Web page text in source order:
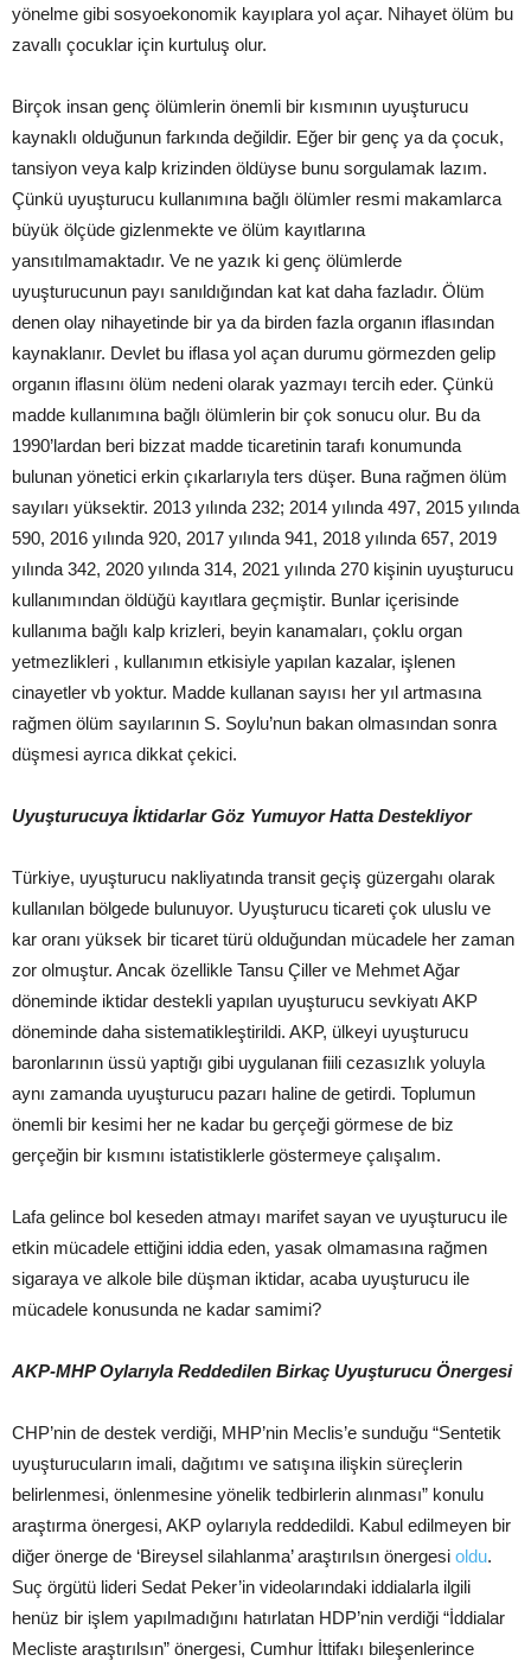
yönelme gibi sosyoekonomik kayıplara yol açar. Nihayet ölüm bu
zavallı çocuklar için kurtuluş olur.
Birçok insan genç ölümlerin önemli bir kısmının uyuşturucu
kaynaklı olduğunun farkında değildir. Eğer bir genç ya da çocuk,
tansiyon veya kalp krizinden öldüyse bunu sorgulamak lazım.
Çünkü uyuşturucu kullanımına bağlı ölümler resmi makamlarca
büyük ölçüde gizlenmekte ve ölüm kayıtlarına
yansıtılmamaktadır. Ve ne yazık ki genç ölümlerde
uyuşturucunun payı sanıldığından kat kat daha fazladır. Ölüm
denen olay nihayetinde bir ya da birden fazla organın iflasından
kaynaklanır. Devlet bu iflasa yol açan durumu görmezden gelip
organın iflasını ölüm nedeni olarak yazmayı tercih eder. Çünkü
madde kullanımına bağlı ölümlerin bir çok sonucu olur. Bu da
1990’lardan beri bizzat madde ticaretinin tarafı konumunda
bulunan yönetici erkin çıkarlarıyla ters düşer. Buna rağmen ölüm
sayıları yüksektir. 2013 yılında 232; 2014 yılında 497, 2015 yılında
590, 2016 yılında 920, 2017 yılında 941, 2018 yılında 657, 2019
yılında 342, 2020 yılında 314, 2021 yılında 270 kişinin uyuşturucu
kullanımından öldüğü kayıtlara geçmiştir. Bunlar içerisinde
kullanıma bağlı kalp krizleri, beyin kanamaları, çoklu organ
yetmezlikleri , kullanımın etkisiyle yapılan kazalar, işlenen
cinayetler vb yoktur. Madde kullanan sayısı her yıl artmasına
rağmen ölüm sayılarının S. Soylu’nun bakan olmasından sonra
düşmesi ayrıca dikkat çekici.
Uyuşturucuya İktidarlar Göz Yumuyor Hatta Destekliyor
Türkiye, uyuşturucu nakliyatında transit geçiş güzergahı olarak
kullanılan bölgede bulunuyor. Uyuşturucu ticareti çok uluslu ve
kar oranı yüksek bir ticaret türü olduğundan mücadele her zaman
zor olmuştur. Ancak özellikle Tansu Çiller ve Mehmet Ağar
döneminde iktidar destekli yapılan uyuşturucu sevkiyatı AKP
döneminde daha sistematikleştirildi. AKP, ülkeyi uyuşturucu
baronlarının üssü yaptığı gibi uygulanan fiili cezasızlık yoluyla
aynı zamanda uyuşturucu pazarı haline de getirdi. Toplumun
önemli bir kesimi her ne kadar bu gerçeği görmese de biz
gerçeğin bir kısmını istatistiklerle göstermeye çalışalım.
Lafa gelince bol keseden atmayı marifet sayan ve uyuşturucu ile
etkin mücadele ettiğini iddia eden, yasak olmamasına rağmen
sigaraya ve alkole bile düşman iktidar, acaba uyuşturucu ile
mücadele konusunda ne kadar samimi?
AKP-MHP Oylarıyla Reddedilen Birkaç Uyuşturucu Önergesi
CHP’nin de destek verdiği, MHP’nin Meclis’e sunduğu “Sentetik
uyuşturucuların imali, dağıtımı ve satışına ilişkin süreçlerin
belirlenmesi, önlenmesine yönelik tedbirlerin alınması” konulu
araştırma önergesi, AKP oylarıyla reddedildi. Kabul edilmeyen bir
diğer önerge de ‘Bireysel silahlanma’ araştırılsın önergesi oldu.
Suç örgütü lideri Sedat Peker’in videolarındaki iddialarla ilgili
henüz bir işlem yapılmadığını hatırlatan HDP’nin verdiği “İddialar
Mecliste araştırılsın” önergesi, Cumhur İttifakı bileşenlerince